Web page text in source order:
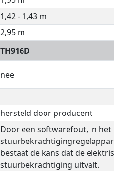
1,42 - 1,43 m
2,95 m
TH916D
nee
hersteld door producent
Door een softwarefout, in het
bestaat de kans dat de
stuurbekrachtiging uitvalt.